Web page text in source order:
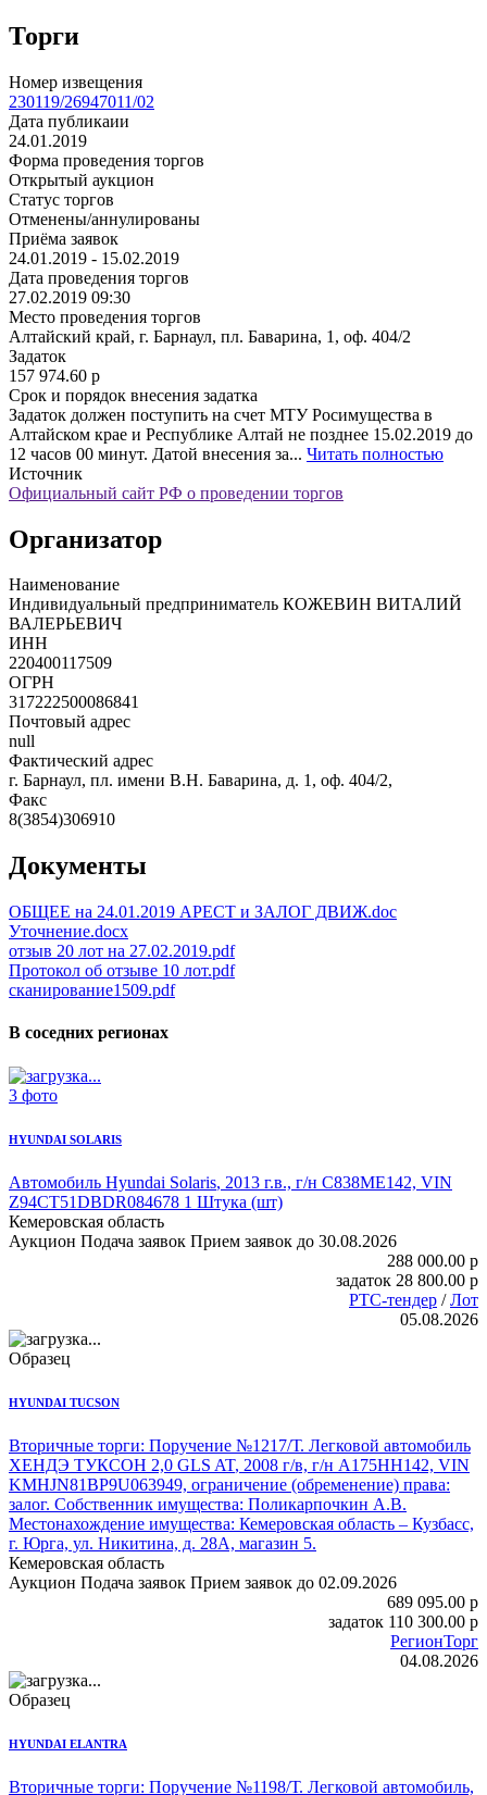
Торги
Номер извещения
230119/26947011/02
Дата публикаии
24.01.2019
Форма проведения торгов
Открытый аукцион
Статус торгов
Отменены/аннулированы
Приёма заявок
24.01.2019 - 15.02.2019
Дата проведения торгов
27.02.2019 09:30
Место проведения торгов
Алтайский край, г. Барнаул, пл. Баварина, 1, оф. 404/2
Задаток
157 974.60 p
Срок и порядок внесения задатка
Задаток должен поступить на счет МТУ Росимущества в
Алтайском крае и Республике Алтай не позднее 15.02.2019 до
12 часов 00 минут. Датой внесения за... Читать полностью
Источник
Официальный сайт РФ о проведении торгов
Организатор
Наименование
Индивидуальный предприниматель КОЖЕВИН ВИТАЛИЙ
ВАЛЕРЬЕВИЧ
ИНН
220400117509
ОГРН
317222500086841
Почтовый адрес
null
Фактический адрес
г. Барнаул, пл. имени В.Н. Баварина, д. 1, оф. 404/2,
Факс
8(3854)306910
Документы
ОБЩЕЕ на 24.01.2019 АРЕСТ и ЗАЛОГ ДВИЖ.doc
Уточнение.docx
отзыв 20 лот на 27.02.2019.pdf
Протокол об отзыве 10 лот.pdf
сканирование1509.pdf
В соседних регионах
3 фото
HYUNDAI SOLARIS
Автомобиль Hyundai Solaris, 2013 г.в., г/н С838МЕ142, VIN
Z94CT51DBDR084678 1 Штука (шт)
Кемеровская область
Аукцион Подача заявок Прием заявок до 30.08.2026
288 000.00 p
задаток 28 800.00 p
РТС-тендер /Лот
05.08.2026
Образец
HYUNDAI TUCSON
Вторичные торги: Поручение №1217/Т. Легковой автомобиль
ХЕНДЭ ТУКСОН 2,0 GLS AT, 2008 г/в, г/н А175НН142, VIN
KMHJN81BP9U063949, ограничение (обременение) права:
залог. Собственник имущества: Поликарпочкин А.В.
Местонахождение имущества: Кемеровская область – Кузбасс,
г. Юрга, ул. Никитина, д. 28А, магазин 5.
Кемеровская область
Аукцион Подача заявок Прием заявок до 02.09.2026
689 095.00 p
задаток 110 300.00 p
РегионТорг
04.08.2026
Образец
HYUNDAI ELANTRA
Вторичные торги: Поручение №1198/Т. Легковой автомобиль,